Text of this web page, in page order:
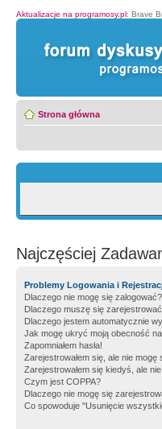
Aktualizacje na programosy.pl: Brave
Strona główna
Najczęściej
Problemy Logowania i
Dlaczego nie mogę się zalogować?
Dlaczego muszę się
Dlaczego jestem automatycznie
Jak mogę ukryć moją obecność
Zapomniałem hasła!
Zarejestrowałem się, ale nie mogę
Zarejestrowałem się kiedyś, ale
Czym jest COPPA?
Dlaczego nie mogę się
Co spowoduje "Usunięcie